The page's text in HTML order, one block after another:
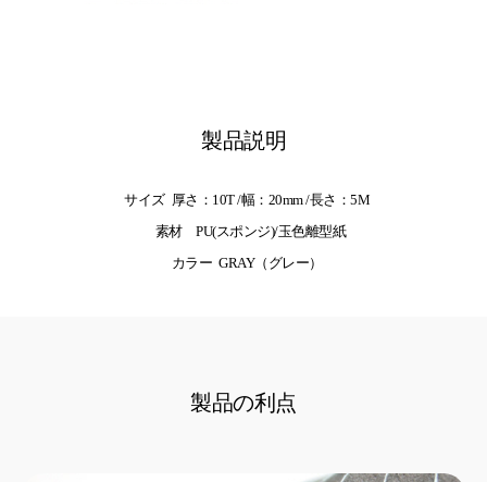
製品説明
サイズ 厚さ：10T /幅：20mm /長さ：5M
素材
PU(スポンジ)/玉色離型紙
カラー GRAY（グレー）
製品の利点